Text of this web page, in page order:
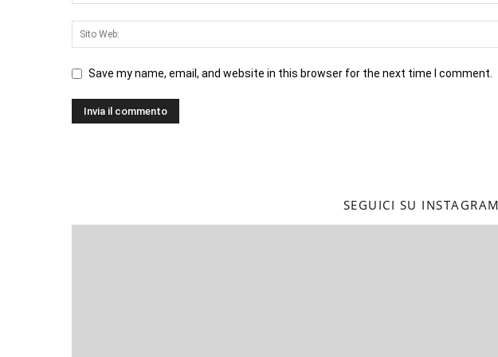
Save my name, email, and website in this browser for the next time I comment.
SEGUICI SU INSTAGRAM